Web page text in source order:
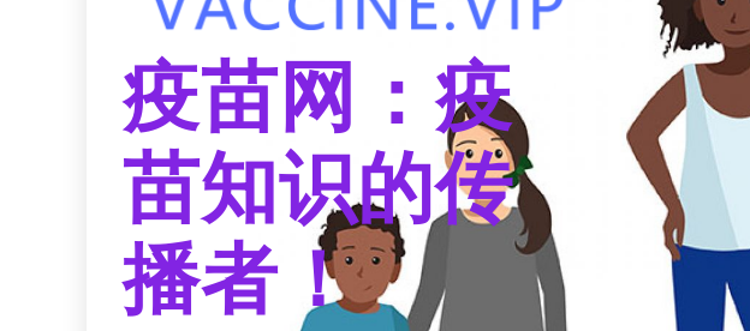
疫苗网：疫
苗知识的传
播者！